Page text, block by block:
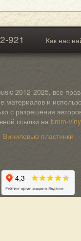
921 Как нас
2012-2025, все
материалов и
с разрешения
ссылки на bmm-
Виниловые пластинки